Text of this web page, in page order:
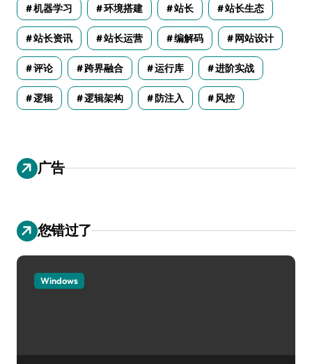
机器学习 环境搭建 站长 站长生态
站长资讯 站长运营 编解码 网站设计
评论 跨界融合 运行库 进阶实战
逻辑 逻辑架构 防注入 风控
广告
您错过了
Windows